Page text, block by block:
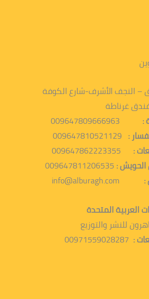
– النجف الأشرف-شارع الكوفة
غرناطة
:
009647809666963
:
009647810521129
:
:
:
العربية المتحدة
للنشر والتوزيع
:
00971559028287